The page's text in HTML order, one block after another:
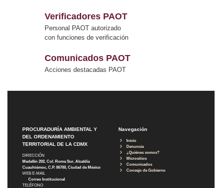
Verificadores PAOT
Personal PAOT autorizado
con funciones de verificación
Comunicados PAOT
Acciones destacadas PAOT
PROCURADURÍA AMBIENTAL Y
DEL ORDENAMIENTO
TERRITORIAL DE LA CDMX
DIRECCIÓN
Medellín 202, Col. Roma Sur, Alcaldía
Cuauhtémoc, C.P. 06700, Ciudad de México
WEB E-MAIL
Correo Institucional
TELÉFONO
Navegación
Inicio
Denuncia
¿Quiénes somos?
Micrositios
Comunicados
Consejo de Gobierno